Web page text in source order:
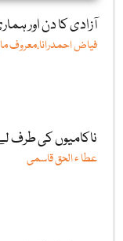
آزادی کا دن اور
فیاض احمدرانا،معروف
ناکامیوں کی طرف
عطا ء الحق قاسمی